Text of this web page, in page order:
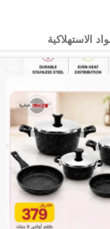
الاستهلاكية